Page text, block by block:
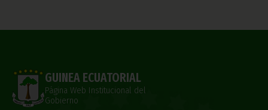
GUINEA ECUATORIAL
Página Web Institucional del
Gobierno